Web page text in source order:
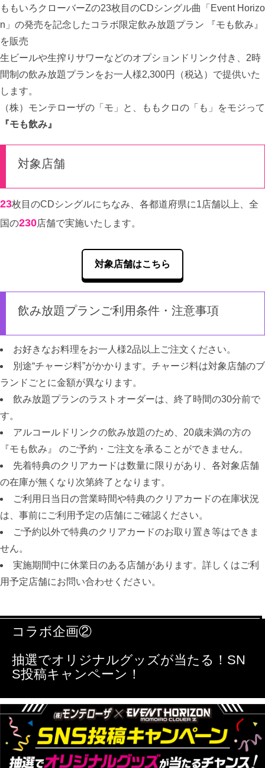
ももいろクローバーZの23枚目のCDシングル曲「Event Horizo
n」の発売を記念したコラボ限定飲み放題プラン 『モも飲み』
を販売
生ビールや生搾りサワーなどのオプションドリンク付き、2時
間制の飲み放題プランをお一人様2,300円（税込）で提供いた
します。
（株）モンテローザの「モ」と、ももクロの「も」をモジって
『モも飲み』
対象店舗
23枚目のCDシングルにちなみ、各都道府県に1店舗以上、全
国の230店舗で実施いたします。
対象店舗はこちら
飲み放題プランご利用条件・注意事項
お好きなお料理をお一人様2品以上ご注文ください。
別途“チャージ料”がかかります。チャージ料は対象店舗のブ
ランドごとに金額が異なります。
飲み放題プランのラストオーダーは、終了時間の30分前で
す。
アルコールドリンクの飲み放題のため、20歳未満の方の
『モも飲み』 のご予約・ご注文を承ることができません。
先着特典のクリアカードは数量に限りがあり、各対象店舗
の在庫が無くなり次第終了となります。
ご利用日当日の営業時間や特典のクリアカードの在庫状況
は、事前にご利用予定の店舗にご確認ください。
ご予約以外で特典のクリアカードのお取り置き等はできま
せん。
実施期間中に休業日のある店舗があります。詳しくはご利
用予定店舗にお問い合わせください。
コラボ企画②
抽選でオリジナルグッズが当たる！SN
S投稿キャンペーン！